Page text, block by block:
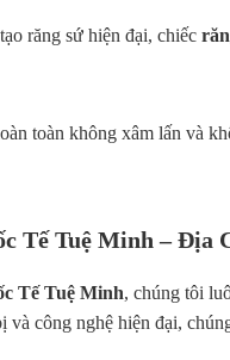
răng sứ hiện đại, chiếc
toàn không xâm lấn và
Tế Tuệ Minh – Địa
Tế Tuệ Minh, chúng tôi
và công nghệ hiện đại,